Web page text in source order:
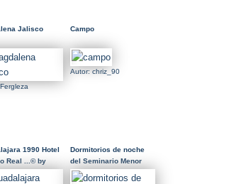
Jalisco Campo
Autor: chriz_90
1990 Hotel
Real ...© by
Dormitorios de noche
del Seminario Menor
foto de Francesco Lay